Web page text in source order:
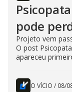
pode
Projeto vem
O post
apareceu
O VÍCIO / 08/